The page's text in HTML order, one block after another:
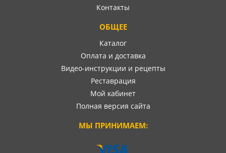
Контакты
ОБЩЕЕ
Каталог
Оплата и доставка
Видео-инструкции и рецепты
Реставрация
Мой кабинет
Полная версия сайта
МЫ ПРИНИМАЕМ: